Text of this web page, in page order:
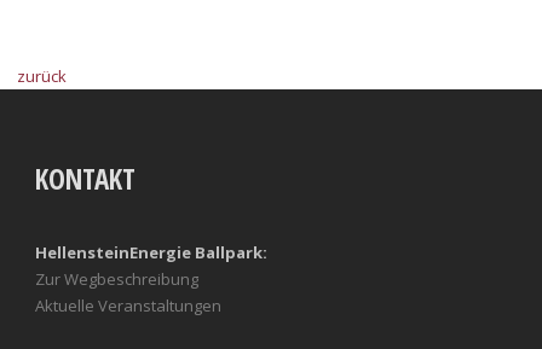
zurück
KONTAKT
HellensteinEnergie Ballpark:
Zur Wegbeschreibung
Aktuelle Veranstaltungen